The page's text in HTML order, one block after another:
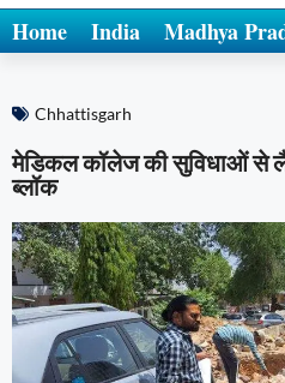
Home India Madhya
Chhattisgarh
मेडिकल कॉलेज की सुविधाओं से
ब्लॉक